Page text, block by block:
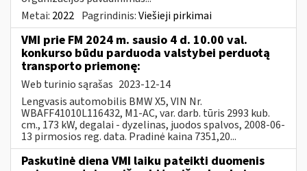
Metai: 2022 Pagrindinis:Viešieji pirkimai
VMI prie FM 2024 m. sausio 4 d. 10.00 val.
konkurso būdu parduoda valstybei perduotą
transporto priemonę:
Web turinio sąrašas 2023-12-14
Lengvasis automobilis BMW X5, VIN Nr.
WBAFF41010L116432, M1-AC, var. darb. tūris 2993 kub.
cm., 173 kW, degalai - dyzelinas, juodos spalvos, 2008-06-
13 pirmosios reg. data. Pradinė kaina 7351,20...
Paskutinė diena VMI laiku pateikti duomenis